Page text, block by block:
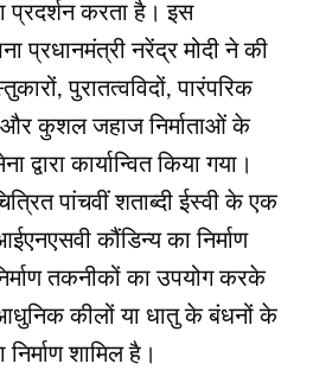
प्रदर्शन करता है। इस
प्रधानमंत्री नरेंद्र मोदी ने की
पुरातत्वविदों, पारंपरिक
और कुशल जहाज निर्माताओं के
द्वारा कार्यान्वित किया गया।
पांचवीं शताब्दी ईस्वी के एक
कौंडिन्य का निर्माण
तकनीकों का उपयोग करके
कीलों या धातु के बंधनों के
शामिल है।